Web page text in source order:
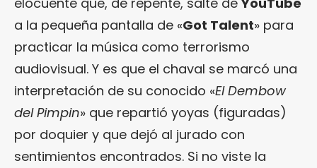
a la pequeña pantalla de «Got Talent» para
practicar la música como terrorismo
audiovisual. Y es que el chaval se marcó una
interpretación de su conocido «El Dembow
del Pimpin» que repartió yoyas (figuradas)
por doquier y que dejó al jurado con
sentimientos encontrados. Si no viste la